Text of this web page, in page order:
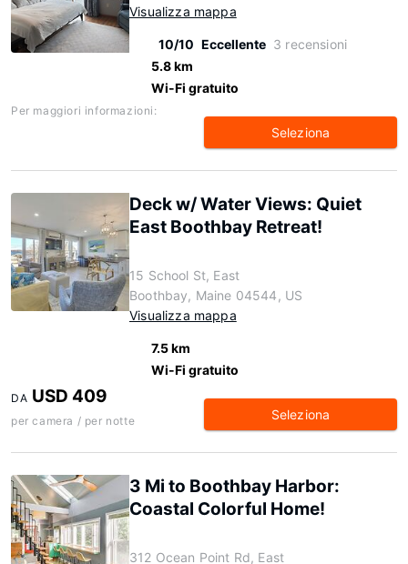
Visualizza mappa
10/10 Eccellente 3 recensioni
5.8 km
Wi-Fi gratuito
Per maggiori informazioni:
Seleziona
Deck w/ Water Views: Quiet
East Boothbay Retreat!
15 School St, East
Boothbay, Maine 04544, US
Visualizza mappa
7.5 km
Wi-Fi gratuito
DA USD 409
per camera / per notte Seleziona
3 Mi to Boothbay Harbor:
Coastal Colorful Home!
312 Ocean Point Rd, East